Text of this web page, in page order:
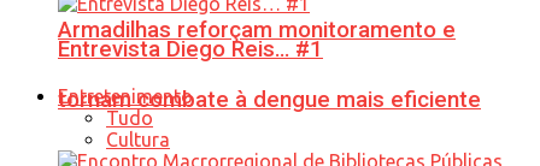
Armadilhas reforçam monitoramento e
tornam combate à dengue mais eficiente
Entrevista Diego Reis… #1
Entretenimento
Tudo
Cultura